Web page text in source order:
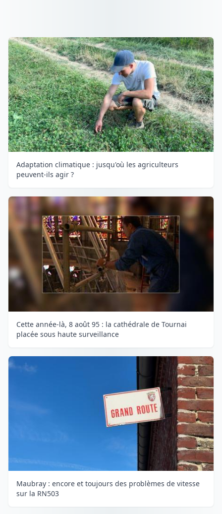
Adaptation climatique : jusqu'où les agriculteurs
peuvent-ils agir ?
Cette année-là, 8 août 95 : la cathédrale de Tournai
placée sous haute surveillance
Maubray : encore et toujours des problèmes de vitesse
sur la RN503